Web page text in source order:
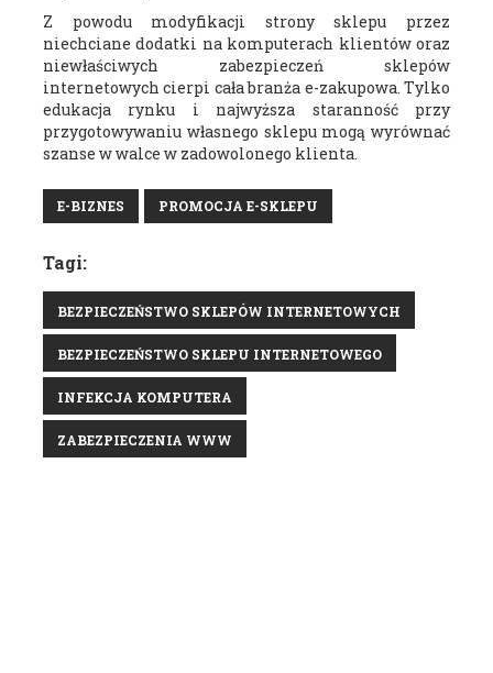
Z powodu modyfikacji strony sklepu przez
niechciane dodatki na komputerach klientów oraz
niewłaściwych zabezpieczeń sklepów
internetowych cierpi cała branża e-zakupowa. Tylko
edukacja rynku i najwyższa staranność przy
przygotowywaniu własnego sklepu mogą wyrównać
szanse w walce w zadowolonego klienta.
E-BIZNES PROMOCJA E-SKLEPU
Tagi:
BEZPIECZEŃSTWO SKLEPÓW INTERNETOWYCH
BEZPIECZEŃSTWO SKLEPU INTERNETOWEGO
INFEKCJA KOMPUTERA
ZABEZPIECZENIA WWW